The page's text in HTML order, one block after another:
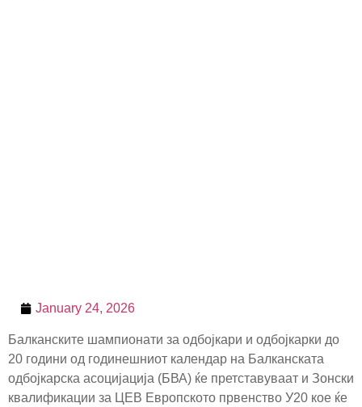
January 24, 2026
Балканските шампионати за одбојкари и одбојкарки до
20 години од годинешниот календар на Балканската
одбојкарска асоцијација (БВА) ќе претставуваат и Зонски
квалификации за ЦЕВ Европското првенство У20 кое ќе